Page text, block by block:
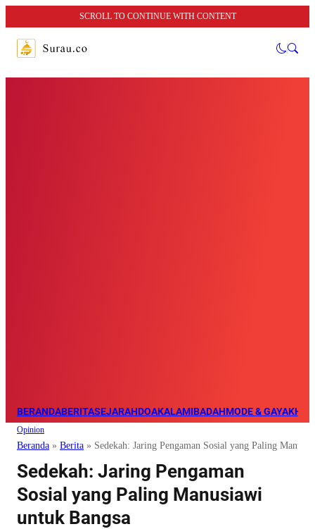
SCROLL TO CONTINUE WITH CONTENT
BERANDABERITASEJARAHDOAKALAMIBADAHMODE & GAYA
Opinion
Beranda » Berita » Sedekah: Jaring Pengaman Sosial yang Paling
Sedekah: Jaring Pengaman
Sosial yang Paling Manusiawi
untuk Bangsa